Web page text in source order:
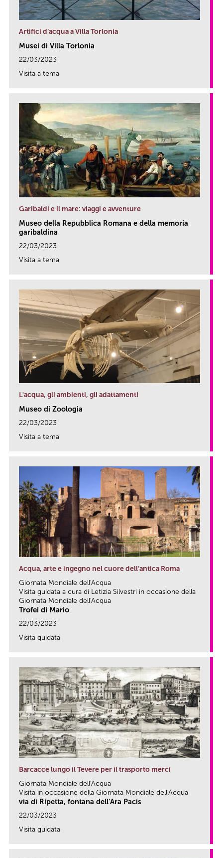
Artifici d’acqua a Villa Torlonia
Musei di Villa Torlonia
22/03/2023
Visita a tema
Garibaldi e il mare: viaggi e avventure
Museo della Repubblica Romana e della memoria
garibaldina
22/03/2023
Visita a tema
L'acqua, gli ambienti, gli adattamenti
Museo di Zoologia
22/03/2023
Visita a tema
Acqua, arte e ingegno nel cuore dell’antica Roma
Giornata Mondiale dell'Acqua
Visita guidata a cura di Letizia Silvestri in occasione della
Giornata Mondiale dell'Acqua
Trofei di Mario
22/03/2023
Visita guidata
Barcacce lungo il Tevere per il trasporto merci
Giornata Mondiale dell'Acqua
Visita in occasione della Giornata Mondiale dell'Acqua
via di Ripetta, fontana dell’Ara Pacis
22/03/2023
Visita guidata